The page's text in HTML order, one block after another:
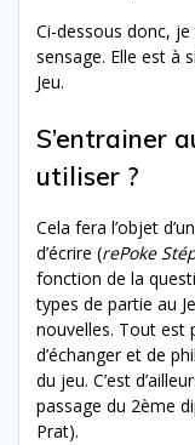
Ci-dessous donc, je
sensage. Elle est à
Jeu.
S’entrainer
utiliser ?
Cela fera l’objet
d’écrire (rePoke
fonction de la
types de partie au
nouvelles. Tout est
d’échanger et de
du jeu. C’est
passage du 2ème
Prat).